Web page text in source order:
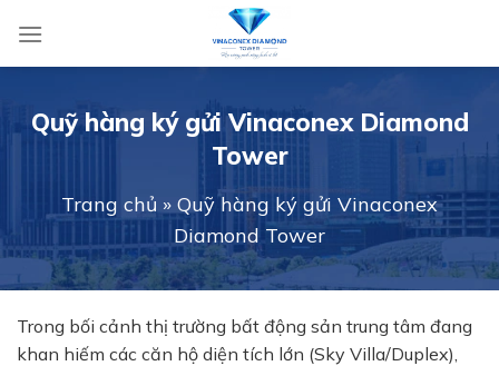
content
Quỹ hàng ký gửi Vinaconex Diamond
Tower
Trang chủ » Quỹ hàng ký gửi Vinaconex
Diamond Tower
Trong bối cảnh thị trường bất động sản trung tâm đang
khan hiếm các căn hộ diện tích lớn (Sky Villa/Duplex),